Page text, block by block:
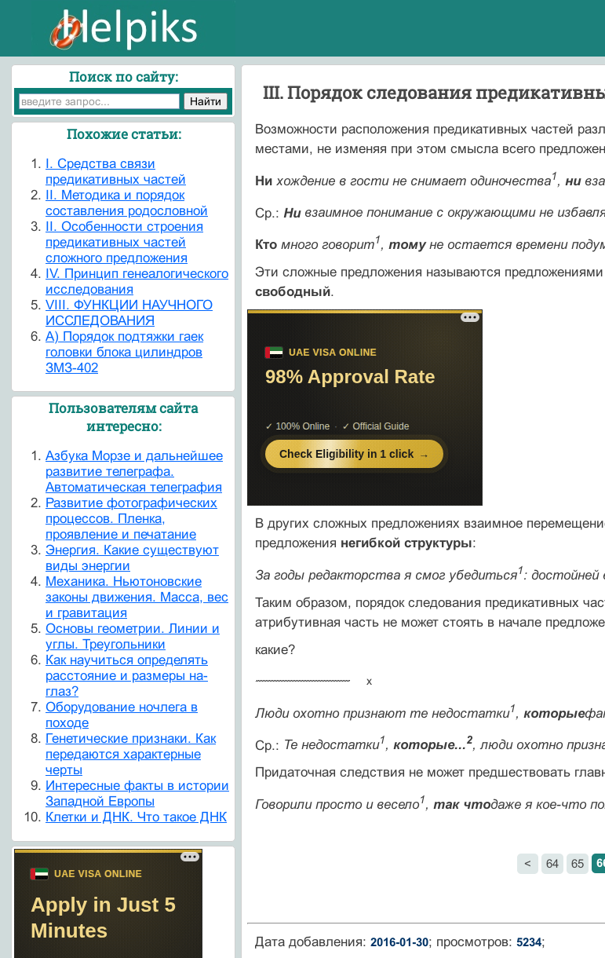
III. Порядок следования
Возможности расположения предикативных частей
местами, не изменяя при этом смысла всего
Ни хождение в гости не снимает одиночества1, ни
Ср.: Нивзаимное понимание с окружающими не
Кто много говорит1, томуне остается времени
Эти сложные предложения называются предложениями
свободный.
В других сложных предложениях взаимное
предложения негибкой структуры:
За годы редакторства я смог убедиться1: достойней
Таким образом, порядок следования предикативных
атрибутивная часть не может стоять в начале
какие?
x
Люди охотно признают те недостатки1, которые
Ср.: Те недостатки1, которые...2, люди охотно
Придаточная следствия не может предшествовать
Говорили просто и весело1, так чтодаже я кое-что
< 64 65
Дата добавления: 2016-01-30; просмотров: 5234;
Поиск по сайту:
Похожие статьи:
I. Средства связи
предикативных частей
II. Методика и порядок
составления родословной
II. Особенности строения
предикативных частей
сложного предложения
IV. Принцип генеалогического
исследования
VIII. ФУНКЦИИ НАУЧНОГО
ИССЛЕДОВАНИЯ
А) Порядок подтяжки гаек
головки блока цилиндров
ЗМЗ-402
Пользователям сайта
интересно:
Азбука Морзе и дальнейшее
развитие телеграфа.
Автоматическая телеграфия
Развитие фотографических
процессов. Пленка,
проявление и печатание
Энергия. Какие существуют
виды энергии
Механика. Ньютоновские
законы движения. Масса, вес
и гравитация
Основы геометрии. Линии и
углы. Треугольники
Как научиться определять
расстояние и размеры на-
глаз?
Оборудование ночлега в
походе
Генетические признаки. Как
передаются характерные
черты
Интересные факты в истории
Западной Европы
Клетки и ДНК. Что такое ДНК